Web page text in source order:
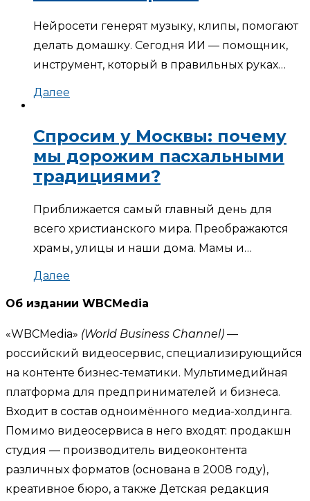
Нейросети генерят музыку, клипы, помогают
делать домашку. Сегодня ИИ — помощник,
инструмент, который в правильных руках…
Далее
Спросим у Москвы: почему
мы дорожим пасхальными
традициями?
Приближается самый главный день для
всего христианского мира. Преображаются
храмы, улицы и наши дома. Мамы и…
Далее
Об издании WBCMedia
«WBCMedia» (World Business Channel) —
российский видеосервис, специализирующийся
на контенте бизнес-тематики. Мультимедийная
платформа для предпринимателей и бизнеса.
Входит в состав одноимённого медиа-холдинга.
Помимо видеосервиса в него входят: продакшн
студия — производитель видеоконтента
различных форматов (основана в 2008 году),
креативное бюро, а также Детская редакция